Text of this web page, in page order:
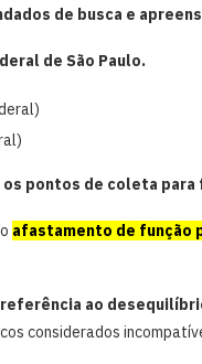
de busca e
de São Paulo.
os pontos de coleta
afastamento de função
ao
considerados